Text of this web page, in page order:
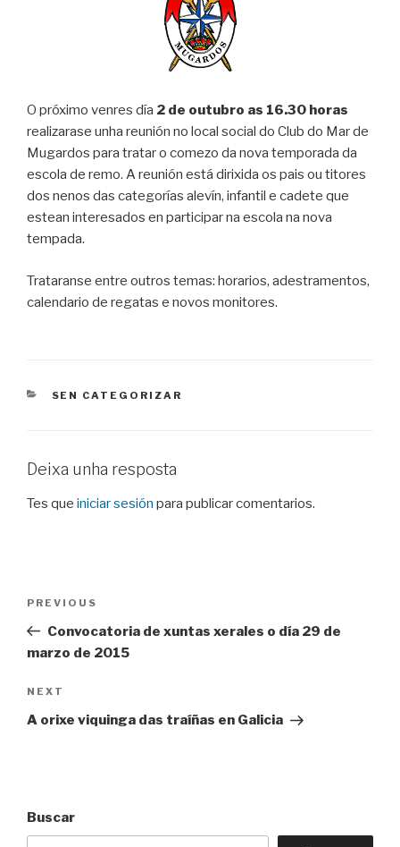
O próximo venres día 2 de outubro as 16.30 horas
realizarase unha reunión no local social do Club do Mar de
Mugardos para tratar o comezo da nova temporada da
escola de remo. A reunión está dirixida os pais ou titores
dos nenos das categorías alevín, infantil e cadete que
estean interesados en participar na escola na nova
tempada.
Trataranse entre outros temas: horarios, adestramentos,
calendario de regatas e novos monitores.
CATEGORIES
SEN CATEGORIZAR
Deixa unha resposta
Tes que iniciar sesión para publicar comentarios.
entradas
Previous
Post
PREVIOUS
Convocatoria de xuntas xerales o día 29 de
marzo de 2015
Next
Post
NEXT
A orixe viquinga das traíñas en Galicia
Buscar